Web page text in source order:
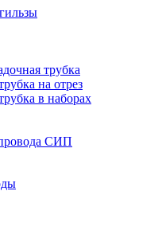
трубка
на отрез
в наборах
СИП